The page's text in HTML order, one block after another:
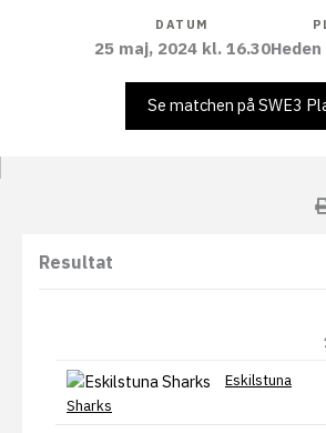
DATUM
25 maj, 2024 kl. 16.30
Se matchen på SWE3
Resultat
Eskilstuna
Sharks